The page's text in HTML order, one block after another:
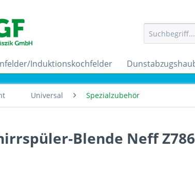
Induktionskochfelder
Universal Spezialzubehör
Blende Neff